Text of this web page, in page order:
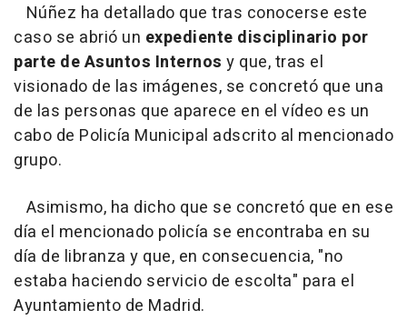
Núñez ha detallado que tras conocerse este
caso se abrió un expediente disciplinario por
parte de Asuntos Internos y que, tras el
visionado de las imágenes, se concretó que una
de las personas que aparece en el vídeo es un
cabo de Policía Municipal adscrito al mencionado
grupo.
Asimismo, ha dicho que se concretó que en ese
día el mencionado policía se encontraba en su
día de libranza y que, en consecuencia, "no
estaba haciendo servicio de escolta" para el
Ayuntamiento de Madrid.